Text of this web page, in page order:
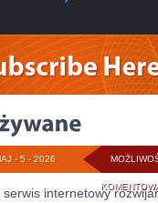
- 5 - 2026
internetowy